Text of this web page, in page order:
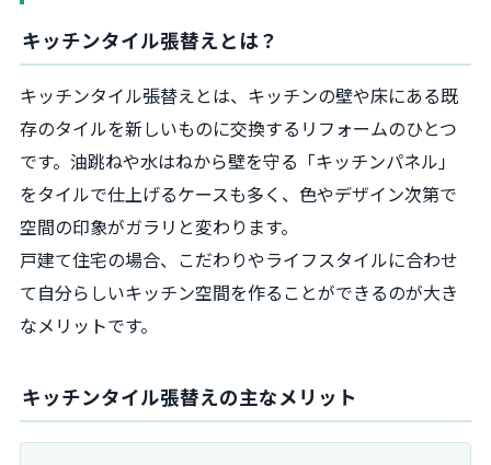
キッチンタイル張替えとは？
キッチンタイル張替えとは、キッチンの壁や床にある既
存のタイルを新しいものに交換するリフォームのひとつ
です。油跳ねや水はねから壁を守る「キッチンパネル」
をタイルで仕上げるケースも多く、色やデザイン次第で
空間の印象がガラリと変わります。
戸建て住宅の場合、こだわりやライフスタイルに合わせ
て自分らしいキッチン空間を作ることができるのが大き
なメリットです。
キッチンタイル張替えの主なメリット